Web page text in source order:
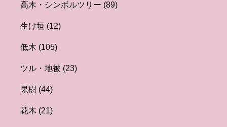
高木・シンボルツリー (89)
生け垣 (12)
低木 (105)
ツル・地被 (23)
果樹 (44)
花木 (21)